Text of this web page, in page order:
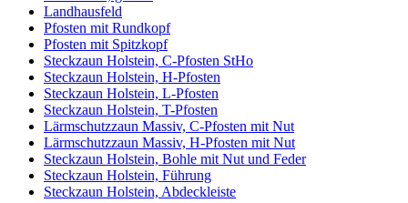
Landhausfeld
Pfosten mit Rundkopf
Pfosten mit Spitzkopf
Steckzaun Holstein, C-Pfosten StHo
Steckzaun Holstein, H-Pfosten
Steckzaun Holstein, L-Pfosten
Steckzaun Holstein, T-Pfosten
Lärmschutzzaun Massiv, C-Pfosten mit Nut
Lärmschutzzaun Massiv, H-Pfosten mit Nut
Steckzaun Holstein, Bohle mit Nut und Feder
Steckzaun Holstein, Führung
Steckzaun Holstein, Abdeckleiste